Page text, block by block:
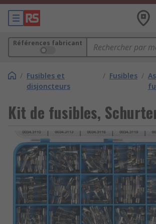
Références fabricant
/ Fusibles et
disjoncteurs
/ Fusibles /
Kit de fusibles,